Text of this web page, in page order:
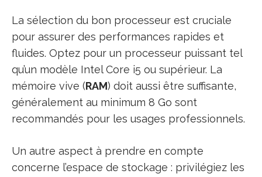
La sélection du bon processeur est cruciale
pour assurer des performances rapides et
fluides. Optez pour un processeur puissant tel
qu’un modèle Intel Core i5 ou supérieur. La
mémoire vive (RAM) doit aussi être suffisante,
généralement au minimum 8 Go sont
recommandés pour les usages professionnels.
Un autre aspect à prendre en compte
concerne l’espace de stockage : privilégiez les